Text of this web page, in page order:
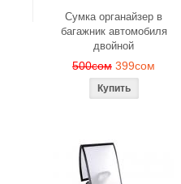
Сумка органайзер в
багажник автомобиля
двойной
500сом 399сом